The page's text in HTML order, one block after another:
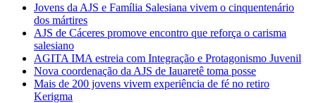
Jovens da AJS e Família Salesiana vivem o cinquentenário
dos mártires
AJS de Cáceres promove encontro que reforça o carisma
salesiano
AGITA IMA estreia com Integração e Protagonismo Juvenil
Nova coordenação da AJS de Iauaretê toma posse
Mais de 200 jovens vivem experiência de fé no retiro
Kerigma